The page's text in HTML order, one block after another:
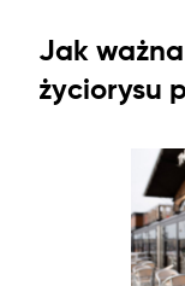
Jak
życiorysu